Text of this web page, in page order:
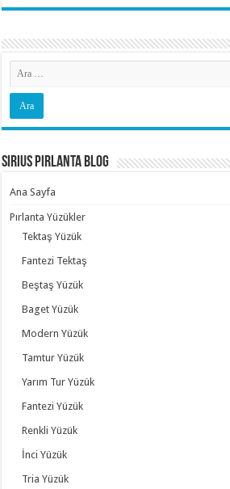
Sirius Pırlanta Blog
Ana Sayfa
Pırlanta Yüzükler
Tektaş Yüzük
Fantezi Tektaş
Beştaş Yüzük
Baget Yüzük
Modern Yüzük
Tamtur Yüzük
Yarım Tur Yüzük
Fantezi Yüzük
Renkli Yüzük
İnci Yüzük
Tria Yüzük